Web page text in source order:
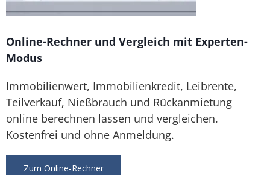
Online-Rechner und Vergleich mit Experten-
Modus
Immobilienwert, Immobilienkredit, Leibrente,
Teilverkauf, Nießbrauch und Rückanmietung
online berechnen lassen und vergleichen.
Kostenfrei und ohne Anmeldung.
Zum Online-Rechner